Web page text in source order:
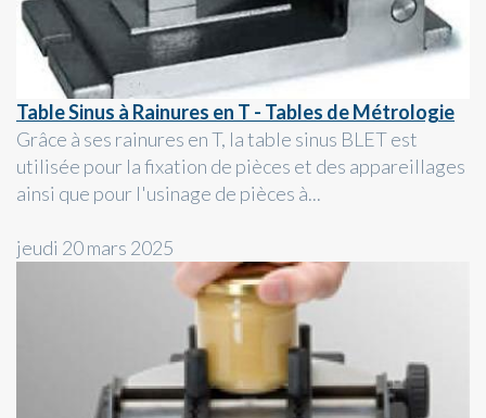
Table Sinus à Rainures en T - Tables de Métrologie
Grâce à ses rainures en T, la table sinus BLET est
utilisée pour la fixation de pièces et des appareillages
ainsi que pour l'usinage de pièces à...
jeudi 20 mars 2025